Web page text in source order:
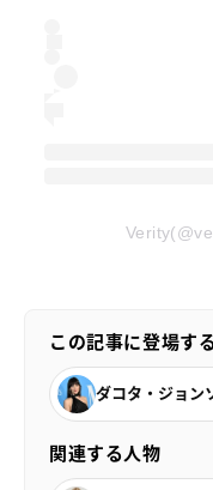
この記事に登場す
ダコタ・ジョン
関連する人物